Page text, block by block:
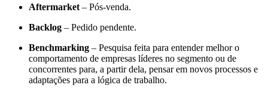
Aftermarket – Pós-venda.
Backlog – Pedido pendente.
Benchmarking – Pesquisa feita para entender melhor o
comportamento de empresas líderes no segmento ou de
concorrentes para, a partir dela, pensar em novos processos e
adaptações para a lógica de trabalho.